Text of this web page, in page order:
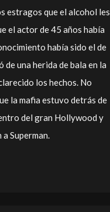
estragos que el alcohol les
el actor de 45 años había
había sido el de
una herida de bala en la
los hechos. No
la mafia estuvo detrás de
del gran Hollywood y
Superman.